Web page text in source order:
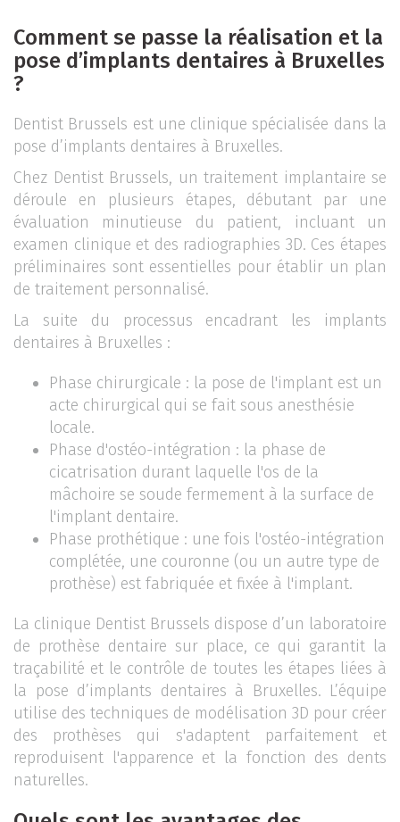
Comment se passe la réalisation et la
pose d’implants dentaires à Bruxelles
?
Dentist Brussels est une clinique spécialisée dans la
pose d’implants dentaires à Bruxelles.
Chez Dentist Brussels, un traitement implantaire se
déroule en plusieurs étapes, débutant par une
évaluation minutieuse du patient, incluant un
examen clinique et des radiographies 3D. Ces étapes
préliminaires sont essentielles pour établir un plan
de traitement personnalisé.
La suite du processus encadrant les implants
dentaires à Bruxelles :
Phase chirurgicale : la pose de l'implant est un
acte chirurgical qui se fait sous anesthésie
locale.
Phase d'ostéo-intégration : la phase de
cicatrisation durant laquelle l'os de la
mâchoire se soude fermement à la surface de
l'implant dentaire.
Phase prothétique : une fois l'ostéo-intégration
complétée, une couronne (ou un autre type de
prothèse) est fabriquée et fixée à l'implant.
La clinique Dentist Brussels dispose d’un laboratoire
de prothèse dentaire sur place, ce qui garantit la
traçabilité et le contrôle de toutes les étapes liées à
la pose d’implants dentaires à Bruxelles. L’équipe
utilise des techniques de modélisation 3D pour créer
des prothèses qui s'adaptent parfaitement et
reproduisent l'apparence et la fonction des dents
naturelles.